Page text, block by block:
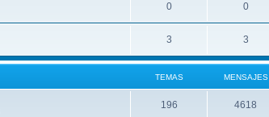
0 0
3 3
TEMAS MENSAJES
196 4618